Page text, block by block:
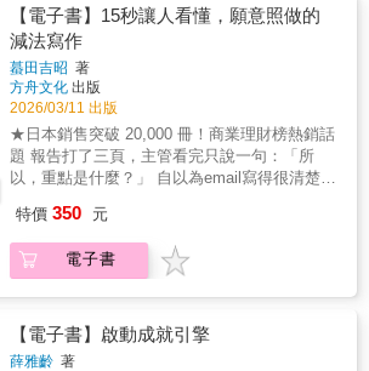
Amazon，滿手好職缺的秘密♛ 跨界聯合推薦
————海苔熊 諮商心理師 | Rax 台大設計學
院 創新長 | 盧世安 人資小週末 創辦人曹 代
Leadnow 創辦人╱團隊教練與組織發展顧問
╱《Hey Coach！教練我想問》主持人高玉璁
Hahow 產品總監 | Alex 《職涯 A 時刻》主持人
| 范 冰《成長駭客》作者宋鴻燕 淡江大學諮商
職涯暨學習發展輔導中心主任 | 抹布《科技工
作講》主持人Steven OpenAI 資深軟體工程師 |
泛科學 | 吳梅森 Mason GRE Founder鄭彥麒
涯諮詢師╱職遊共同創辦人許 銓 XChang 創辦
人 | 鋼鐵 V（薇琪）職場作家╱數據分析【本
書亮點】🔔打破求職迷思：全書用數據與證據
配喬自己與協助兩百人跨國求職的經驗🔔實際
算出數字：手把手教你取得數據，算出求職的
【電子書】15秒讓人看懂，願意照做的
減法寫作
蟇田吉昭 著
方舟文化 出版
2026/03/11 出版
★日本銷售突破 20,000 冊！商業理財榜熱銷話
題 報告打了三頁，主管看完只說一句：「所
以，重點是什麼？」 自以為email寫得很清楚，
是……？」 精心準備的提案，講不到五分鐘，
客戶的眼神已經飄向窗外（或手機）。 為什麼
你寫得那麼辛苦，對方卻「有看沒有懂」，甚
你需要的是，替讀者著想的「摘要力」。 在人
人都能用AI生成文字的時代，年輕工作者最大
特價 350 元
電子書
【電子書】啟動成就引擎
薛雅齡 著